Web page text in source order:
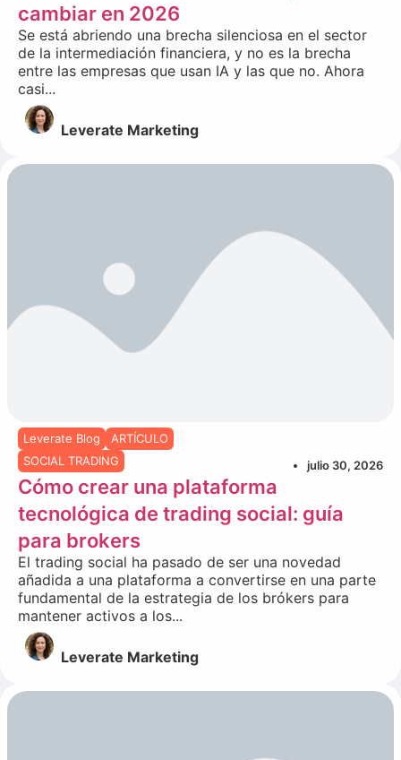
cambiar en 2026
Se está abriendo una brecha silenciosa en el sector
de la intermediación financiera, y no es la brecha
entre las empresas que usan IA y las que no. Ahora
casi...
Leverate Marketing
Leverate Blog
ARTÍCULO
SOCIAL TRADING
julio 30, 2026
Cómo crear una plataforma
tecnológica de trading social: guía
para brokers
El trading social ha pasado de ser una novedad
añadida a una plataforma a convertirse en una parte
fundamental de la estrategia de los brókers para
mantener activos a los...
Leverate Marketing